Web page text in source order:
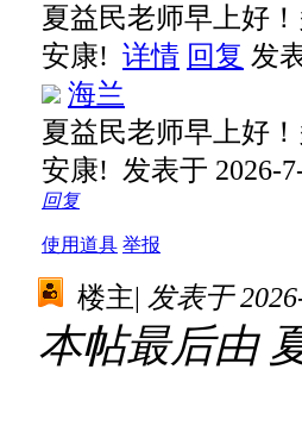
夏益民老师早上好
安康! 详情 回复 发
海兰
夏益民老师早上好
安康! 发表于 2026-
回复
使用道具 举报
楼主| 发表于
本帖最后由